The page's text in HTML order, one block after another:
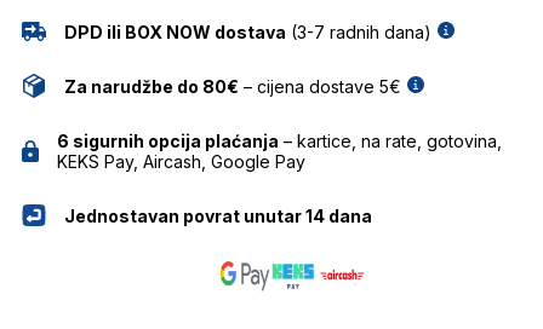
DPD ili BOX NOW dostava (3-7 radnih dana)
Za narudžbe do 80€ – cijena dostave 5€
6 sigurnih opcija plaćanja – kartice, na rate, gotovina,
KEKS Pay, Aircash, Google Pay
Jednostavan povrat unutar 14 dana